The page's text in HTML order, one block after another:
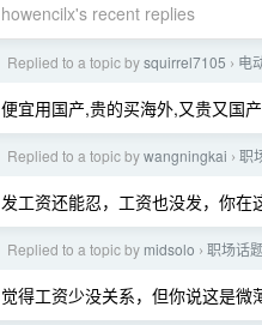
howencilx's recent replies
Replied to a topic bysquirrel7105 › 电
便宜用国产,贵的买海外,又贵又国
Replied to a topic bywangningkai › 职
发工资还能忍，工资也没发，你在
Replied to a topic by midsolo › 职场话
觉得工资少没关系，但你说这是微